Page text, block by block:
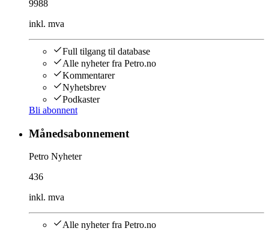
9988
inkl. mva
Full tilgang til database
Alle nyheter fra Petro.no
Kommentarer
Nyhetsbrev
Podkaster
Bli abonnent
Månedsabonnement
Petro Nyheter
436
inkl. mva
Alle nyheter fra Petro.no